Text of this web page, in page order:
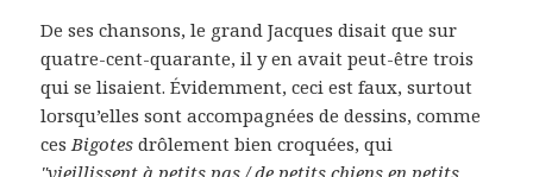
De ses chansons, le grand Jacques disait que sur
quatre-cent-quarante, il y en avait peut-être trois
qui se lisaient. Évidemment, ceci est faux, surtout
lorsqu’elles sont accompagnées de dessins, comme
cesBigotes drôlement bien croquées, qui